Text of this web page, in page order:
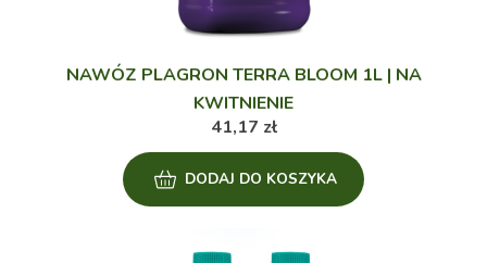
NAWÓZ PLAGRON TERRA BLOOM 1L | NA
KWITNIENIE
41,17 zł
DODAJ DO KOSZYKA